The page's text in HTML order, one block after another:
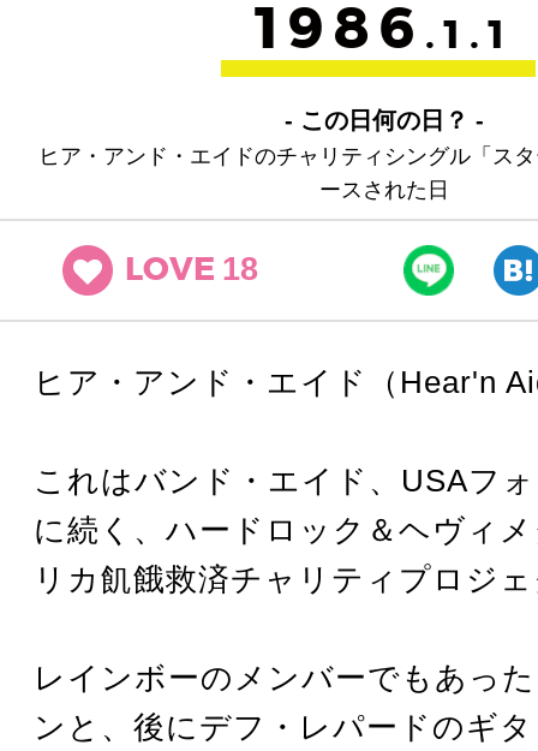
1986 .1.1
- この日何の日？ -
ヒア・アンド・エイドのチャリティシングル「ス
ースされた日
LOVE 18
ヒア・アンド・エイド（Hear'n
これはバンド・エイド、USAフ
に続く、ハードロック＆ヘヴィ
リカ飢餓救済チャリティプロジ
レインボーのメンバーでもあっ
ンと、後にデフ・レパードのギ